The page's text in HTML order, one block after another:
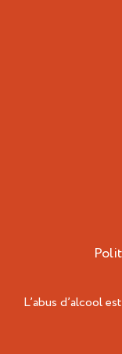
L’abus d’alcool